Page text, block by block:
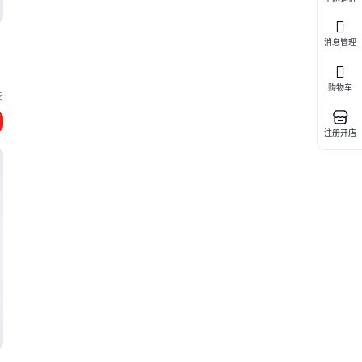
消息管理
购物车
注册开店